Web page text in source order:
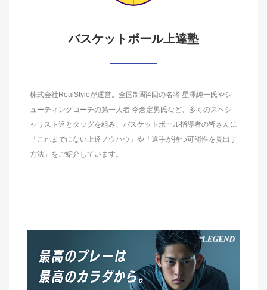
バスケットボール上達塾
株式会社RealStyleが運営。全国制覇4回の名将 星澤純一氏やシ
ューティングコーチの第一人者 今倉定男氏など、多くのスペシ
ャリスト達とタッグを組み、バスケットボール指導者の皆さんに
「これまでにない上達ノウハウ」や「選手が持つ可能性を見出す
方法」をご紹介しています。